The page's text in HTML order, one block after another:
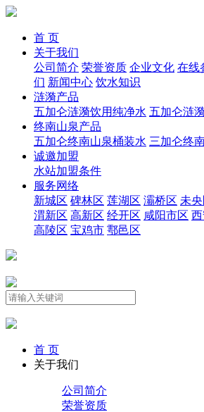
首 页
关于我们
公司简介 荣誉资质 企业文化 在线
们 新闻中心 饮水知识
涟漪产品
五加仑涟漪饮用纯净水 五加仑涟
终南山泉产品
五加仑终南山泉桶装水 三加仑终
诚邀加盟
水站加盟条件
服务网络
新城区 碑林区 莲湖区 灞桥区 未
渭新区 高新区 经开区 咸阳市区
高陵区 宝鸡市 鄠邑区
首 页
关于我们
公司简介
荣誉资质